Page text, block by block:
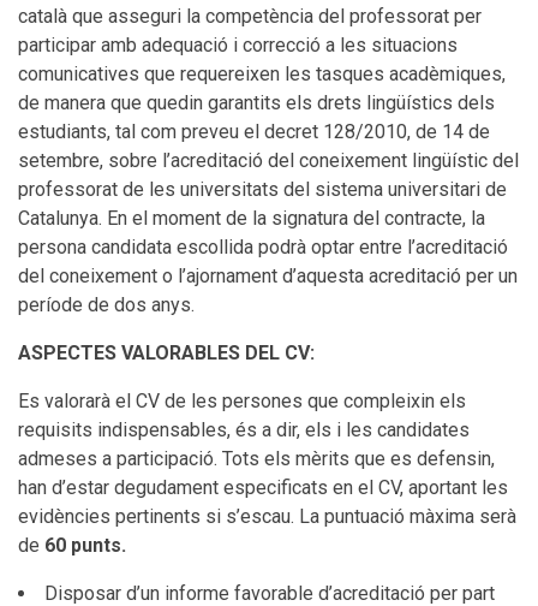
català que asseguri la competència del professorat per
participar amb adequació i correcció a les situacions
comunicatives que requereixen les tasques acadèmiques,
de manera que quedin garantits els drets lingüístics dels
estudiants, tal com preveu el decret 128/2010, de 14 de
setembre, sobre l’acreditació del coneixement lingüístic del
professorat de les universitats del sistema universitari de
Catalunya. En el moment de la signatura del contracte, la
persona candidata escollida podrà optar entre l’acreditació
del coneixement o l’ajornament d’aquesta acreditació per un
període de dos anys.
ASPECTES VALORABLES DEL CV:
Es valorarà el CV de les persones que compleixin els
requisits indispensables, és a dir, els i les candidates
admeses a participació. Tots els mèrits que es defensin,
han d’estar degudament especificats en el CV, aportant les
evidències pertinents si s’escau. La puntuació màxima serà
de 60 punts.
Disposar d’un informe favorable d’acreditació per part